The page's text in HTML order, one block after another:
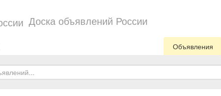
Доска объявлений России
Объявления